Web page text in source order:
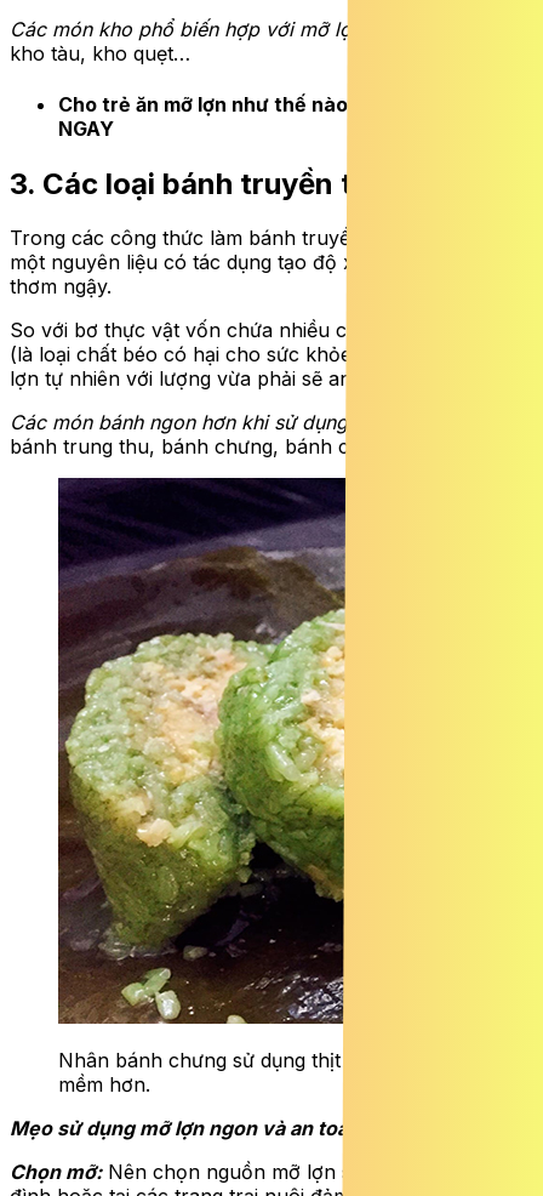
Các món kho phổ biến hợp với mỡ lợn:
kho tàu, kho quẹt…
Cho trẻ ăn mỡ lợn như thế nào là phù hợp?ĐỌC
NGAY
3. Các loại bánh truyền thống
Trong các công thức làm bánh truyền thống, mỡ lợn là
một nguyên liệu có tác dụng tạo độ xốp, mềm và tăng vị
thơm ngậy.
So với bơ thực vật vốn chứa nhiều chất béo chuyển hóa
(là loại chất béo có hại cho sức khỏe nhất), dùng mỡ
lợn tự nhiên với lượng vừa phải sẽ an toàn hơn.
Các món bánh ngon hơn khi sử dụng mỡ lợn:
bánh trung thu, bánh chưng, bánh chả…
Nhân bánh chưng sử dụng thịt mỡ ngậy và
mềm hơn.
Mẹo sử dụng mỡ lợn ngon và an toàn
Chọn mỡ:Nên chọn nguồn mỡ lợn sạch, lợn tự nuôi gia